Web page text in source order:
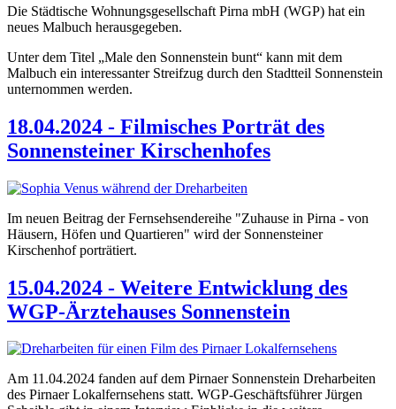
Die Städtische Wohnungsgesellschaft Pirna mbH (WGP) hat ein
neues Malbuch herausgegeben.
Unter dem Titel „Male den Sonnenstein bunt“ kann mit dem
Malbuch ein interessanter Streifzug durch den Stadtteil Sonnenstein
unternommen werden.
18.04.2024 - Filmisches Porträt des
Sonnensteiner Kirschenhofes
Im neuen Beitrag der Fernsehsendereihe "Zuhause in Pirna - von
Häusern, Höfen und Quartieren" wird der Sonnensteiner
Kirschenhof porträtiert.
15.04.2024 - Weitere Entwicklung des
WGP-Ärztehauses Sonnenstein
Am 11.04.2024 fanden auf dem Pirnaer Sonnenstein Dreharbeiten
des Pirnaer Lokalfernsehens statt. WGP-Geschäftsführer Jürgen